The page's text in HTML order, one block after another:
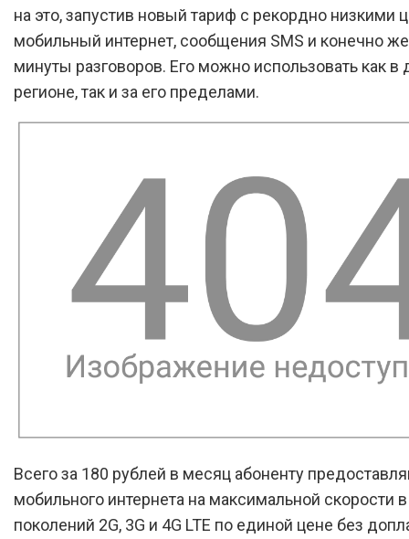
на это, запустив новый тариф с рекордно низкими
мобильный интернет, сообщения SMS и конечно
минуты разговоров. Его можно использовать как
регионе, так и за его пределами.
Всего за 180 рублей в месяц абоненту
мобильного интернета на максимальной скорости
поколений 2G, 3G и 4G LTE по единой цене без